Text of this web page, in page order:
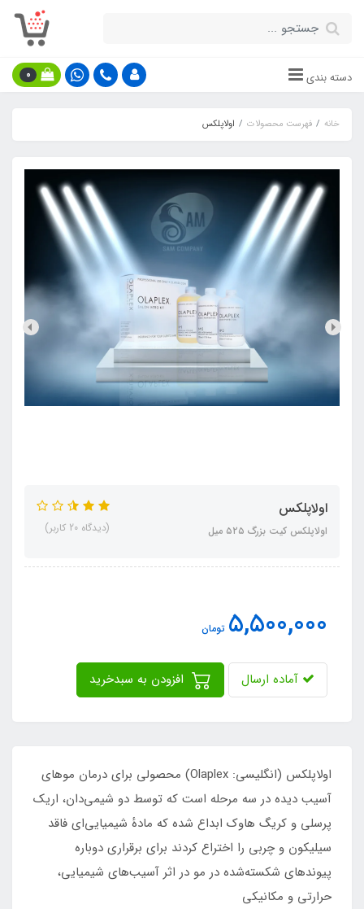
دسته بندی 0
خانه فهرست محصولات اولاپلکس
اولاپلکس
اولاپلکس کیت بزرگ ۵۲۵ میل (دیدگاه 20 کاربر)
5,500,000 تومان
آماده ارسال
اولاپلکس (انگلیسی: Olaplex‎) محصولی برای درمان موهای
آسیب دیده در سه مرحله است که توسط دو شیمی‌دان، اریک
پرسلی و کریگ هاوک ابداع شده که مادهٔ شیمیایی‌ای فاقد
سیلیکون و چربی را اختراع کردند برای برقراری دوباره
پیوندهای شکسته‌شده در مو در اثر آسیب‌های شیمیایی،
حرارتی و مکانیکی